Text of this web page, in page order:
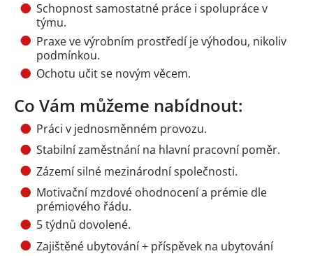
Schopnost samostatné práce i spolupráce v
týmu.
Praxe ve výrobním prostředí je výhodou, nikoliv
podmínkou.
Ochotu učit se novým věcem.
Co Vám můžeme nabídnout:
Práci v jednosměnném provozu.
Stabilní zaměstnání na hlavní pracovní poměr.
Zázemí silné mezinárodní společnosti.
Motivační mzdové ohodnocení a prémie dle
prémiového řádu.
5 týdnů dovolené.
Zajištěné ubytování + příspěvek na ubytování